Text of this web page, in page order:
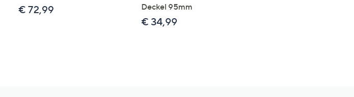
€ 72,99
Deckel 95mm
€ 34,99